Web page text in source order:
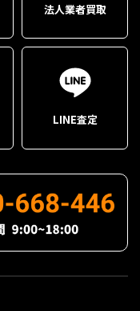
法人業者買取
LINE査定